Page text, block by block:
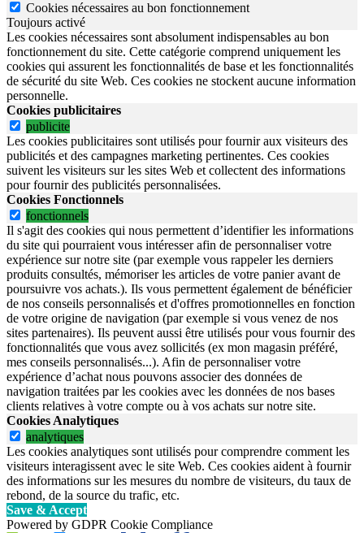
Cookies nécessaires au bon fonctionnement
Toujours activé
Les cookies nécessaires sont absolument indispensables au bon
fonctionnement du site. Cette catégorie comprend uniquement les
cookies qui assurent les fonctionnalités de base et les fonctionnalités
de sécurité du site Web. Ces cookies ne stockent aucune information
personnelle.
Cookies publicitaires
publicite
Les cookies publicitaires sont utilisés pour fournir aux visiteurs des
publicités et des campagnes marketing pertinentes. Ces cookies
suivent les visiteurs sur les sites Web et collectent des informations
pour fournir des publicités personnalisées.
Cookies Fonctionnels
fonctionnels
Il s'agit des cookies qui nous permettent d’identifier les informations
du site qui pourraient vous intéresser afin de personnaliser votre
expérience sur notre site (par exemple vous rappeler les derniers
produits consultés, mémoriser les articles de votre panier avant de
poursuivre vos achats.). Ils vous permettent également de bénéficier
de nos conseils personnalisés et d'offres promotionnelles en fonction
de votre origine de navigation (par exemple si vous venez de nos
sites partenaires). Ils peuvent aussi être utilisés pour vous fournir des
fonctionnalités que vous avez sollicités (ex mon magasin préféré,
mes conseils personnalisés...). Afin de personnaliser votre
expérience d’achat nous pouvons associer des données de
navigation traitées par les cookies avec les données de nos bases
clients relatives à votre compte ou à vos achats sur notre site.
Cookies Analytiques
analytiques
Les cookies analytiques sont utilisés pour comprendre comment les
visiteurs interagissent avec le site Web. Ces cookies aident à fournir
des informations sur les mesures du nombre de visiteurs, du taux de
rebond, de la source du trafic, etc.
Save & Accept
Powered by GDPR Cookie Compliance